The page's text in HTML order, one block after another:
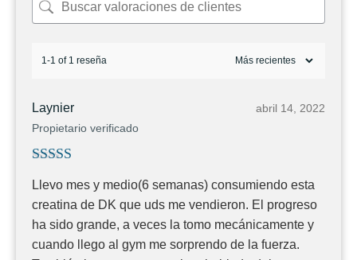
1-1 of 1 reseña
Laynier
Propietario verificado
abril 14, 2022
5de 5
Llevo mes y medio(6 semanas) consumiendo esta
creatina de DK que uds me vendieron. El progreso
ha sido grande, a veces la tomo mecánicamente y
cuando llego al gym me sorprendo de la fuerza.